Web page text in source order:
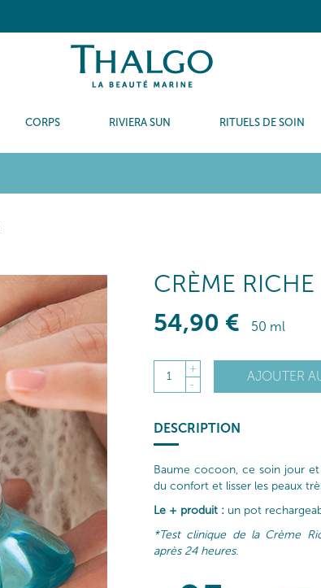
CORPS RIVIERA SUN RITUELS DE SOIN
CRÈME
54,90 € 50 ml
1
+
-
AJOUTER
DESCRIPTION
Baume cocoon, ce soin jour
du confort et lisser les peaux
Le + produit : un pot
*Test clinique de la Crème
après 24 heures.